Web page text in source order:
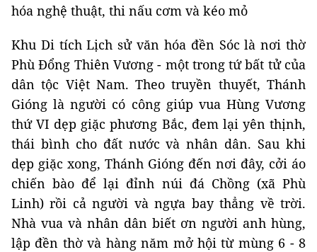
hóa nghệ thuật, thi nấu cơm và kéo mỏ
Khu Di tích Lịch sử văn hóa đền Sóc là nơi thờ
Phù Đổng Thiên Vương - một trong tứ bất tử của
dân tộc Việt Nam. Theo truyền thuyết, Thánh
Gióng là người có công giúp vua Hùng Vương
thứ VI dẹp giặc phương Bắc, đem lại yên thịnh,
thái bình cho đất nước và nhân dân. Sau khi
dẹp giặc xong, Thánh Gióng đến nơi đây, cởi áo
chiến bào để lại đỉnh núi đá Chồng (xã Phù
Linh) rồi cả người và ngựa bay thẳng về trời.
Nhà vua và nhân dân biết ơn người anh hùng,
lập đền thờ và hàng năm mở hội từ mùng 6 - 8